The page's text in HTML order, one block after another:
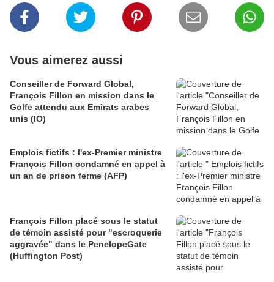
Vous aimerez aussi
Conseiller de Forward Global,
François Fillon en mission dans le
Golfe attendu aux Emirats arabes
unis (IO)
Emplois fictifs : l'ex-Premier ministre
François Fillon condamné en appel à
un an de prison ferme (AFP)
François Fillon placé sous le statut
de témoin assisté pour "escroquerie
aggravée" dans le PenelopeGate
(Huffington Post)